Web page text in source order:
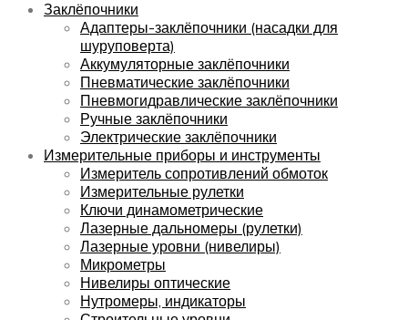
Заклёпочники
Адаптеры-заклёпочники (насадки для
шуруповерта)
Аккумуляторные заклёпочники
Пневматические заклёпочники
Пневмогидравлические заклёпочники
Ручные заклёпочники
Электрические заклёпочники
Измерительные приборы и инструменты
Измеритель сопротивлений обмоток
Измерительные рулетки
Ключи динамометрические
Лазерные дальномеры (рулетки)
Лазерные уровни (нивелиры)
Микрометры
Нивелиры оптические
Нутромеры, индикаторы